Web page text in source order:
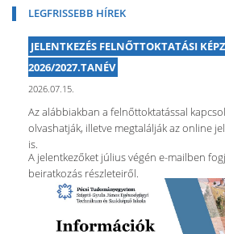
LEGFRISSEBB HÍREK
JELENTKEZÉS FELNŐTTOKTATÁSI
2026/2027.TANÉV
2026.07.15.
Az alábbiakban a felnőttoktatással
olvashatják, illetve megtalálják az online
is.
A jelentkezőket július végén e-mailben
beiratkozás részleteiről.